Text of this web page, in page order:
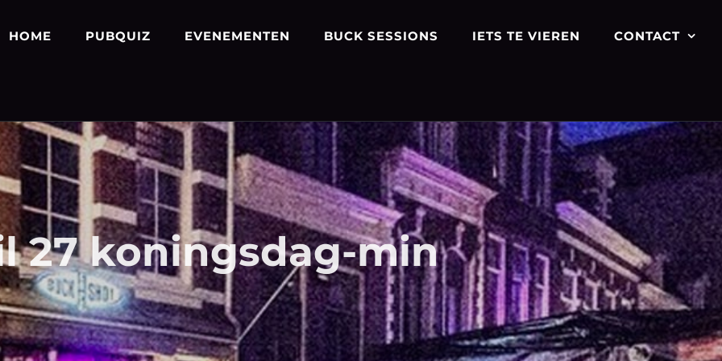
HOME PUBQUIZ EVENEMENTEN BUCK SESSIONS IETS TE VIEREN CONTACT
27 koningsdag-min